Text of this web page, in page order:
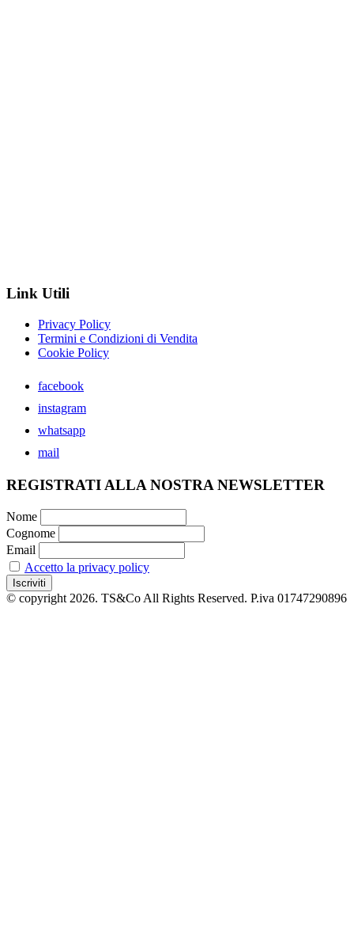
Link Utili
Privacy Policy
Termini e Condizioni di Vendita
Cookie Policy
facebook
instagram
whatsapp
mail
REGISTRATI ALLA NOSTRA NEWSLETTER
Nome
Cognome
Email
Accetto la privacy policy
© copyright 2026. TS&Co All Rights Reserved. P.iva 01747290896